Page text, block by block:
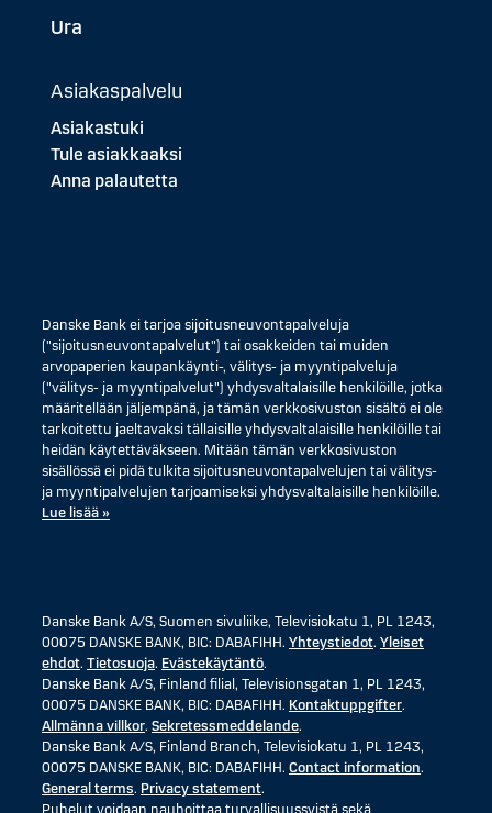
Ura
Asiakaspalvelu
Asiakastuki
Tule asiakkaaksi
Anna palautetta
Danske Bank ei tarjoa sijoitusneuvontapalveluja
("sijoitusneuvontapalvelut") tai osakkeiden tai muiden
arvopaperien kaupankäynti-, välitys- ja myyntipalveluja
("välitys- ja myyntipalvelut") yhdysvaltalaisille henkilöille, jotka
määritellään jäljempänä, ja tämän verkkosivuston sisältö ei ole
tarkoitettu jaeltavaksi tällaisille yhdysvaltalaisille henkilöille tai
heidän käytettäväkseen. Mitään tämän verkkosivuston
sisällössä ei pidä tulkita sijoitusneuvontapalvelujen tai välitys-
ja myyntipalvelujen tarjoamiseksi yhdysvaltalaisille henkilöille.
Lue lisää »
Danske Bank A/S, Suomen sivuliike, Televisiokatu 1, PL 1243,
00075 DANSKE BANK, BIC: DABAFIHH. Yhteystiedot. Yleiset
ehdot. Tietosuoja. Evästekäytäntö.
Danske Bank A/S, Finland filial, Televisionsgatan 1, PL 1243,
00075 DANSKE BANK, BIC: DABAFIHH. Kontaktuppgifter.
Allmänna villkor. Sekretessmeddelande.
Danske Bank A/S, Finland Branch, Televisiokatu 1, PL 1243,
00075 DANSKE BANK, BIC: DABAFIHH. Contact information.
General terms. Privacy statement.